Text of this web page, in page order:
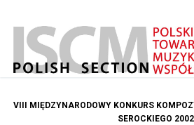
VIII MIĘDZYNARODOWY KONKURS
SEROCKIEGO 2002